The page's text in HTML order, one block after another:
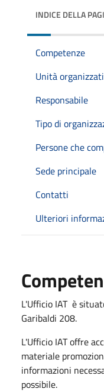
INDICE DELLA
Competenze
Unità
Responsabile
Tipo di
Persone che
Sede principale
Contatti
Ulteriori
L'Ufficio IAT è
Garibaldi 208.
L'Ufficio IAT offre
materiale
informazioni
possibile.